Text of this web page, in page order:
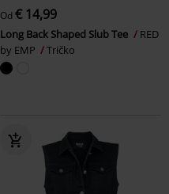
Od € 14,99
Long Back Shaped Slub Tee
RED
by EMP
Tričko